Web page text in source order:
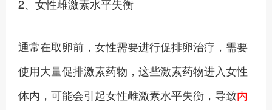
2、女性雌激素水平失衡
通常在取卵前，女性需要进行促排卵治疗，需要
使用大量促排激素药物，这些激素药物进入女性
体内，可能会引起女性雌激素水平失衡，导致内